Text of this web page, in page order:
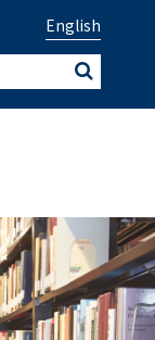
English